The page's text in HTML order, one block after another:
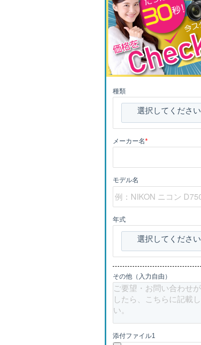
種類
選択してください
メーカー名*
モデル名
年式
選択してください
その他（入力自由）
添付ファイル1